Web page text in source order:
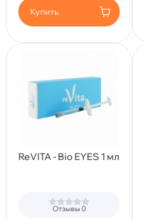
Купить
ReVITA - Bio EYES 1 мл
Отзывы 0